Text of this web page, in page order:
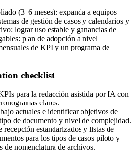
(3–6 meses): expanda a equipos
de gestión de casos y calendarios y
lograr uso estable y ganancias de
plan de adopción a nivel
de KPI y un programa de
checklist
para la redacción asistida por IA con
claros.
actuales e identificar objetivos de
de documento y nivel de complejidad.
recepción estandarizados y listas de
para los tipos de casos piloto y
de nomenclatura de archivos.